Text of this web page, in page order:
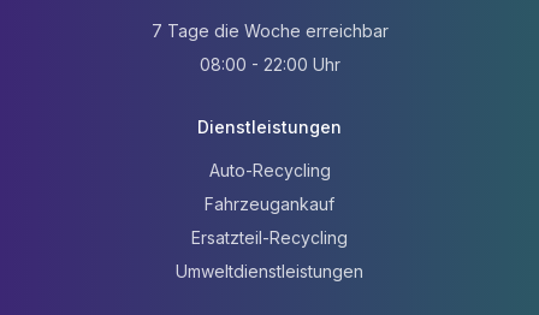
7 Tage die Woche erreichbar
08:00 - 22:00 Uhr
Dienstleistungen
Auto-Recycling
Fahrzeugankauf
Ersatzteil-Recycling
Umweltdienstleistungen